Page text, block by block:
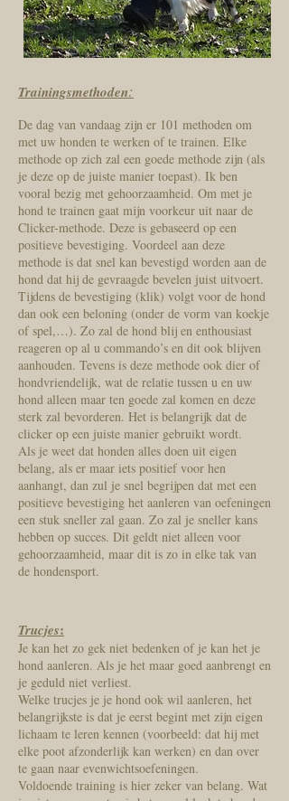
Trainingsmethoden:
De dag van vandaag zijn er 101 methoden om
met uw honden te werken of te trainen. Elke
methode op zich zal een goede methode zijn (als
je deze op de juiste manier toepast). Ik ben
vooral bezig met gehoorzaamheid. Om met je
hond te trainen gaat mijn voorkeur uit naar de
Clicker-methode. Deze is gebaseerd op een
positieve bevestiging. Voordeel aan deze
methode is dat snel kan bevestigd worden aan de
hond dat hij de gevraagde bevelen juist uitvoert.
Tijdens de bevestiging (klik) volgt voor de hond
dan ook een beloning (onder de vorm van koekje
of spel,…). Zo zal de hond blij en enthousiast
reageren op al u commando’s en dit ook blijven
aanhouden. Tevens is deze methode ook dier of
hondvriendelijk, wat de relatie tussen u en uw
hond alleen maar ten goede zal komen en deze
sterk zal bevorderen. Het is belangrijk dat de
clicker op een juiste manier gebruikt wordt.
Als je weet dat honden alles doen uit eigen
belang, als er maar iets positief voor hen
aanhangt, dan zul je snel begrijpen dat met een
positieve bevestiging het aanleren van oefeningen
een stuk sneller zal gaan. Zo zal je sneller kans
hebben op succes. Dit geldt niet alleen voor
gehoorzaamheid, maar dit is zo in elke tak van
de hondensport.
Trucjes:
Je kan het zo gek niet bedenken of je kan het je
hond aanleren. Als je het maar goed aanbrengt en
je geduld niet verliest.
Welke trucjes je je hond ook wil aanleren, het
belangrijkste is dat je eerst begint met zijn eigen
lichaam te leren kennen (voorbeeld: dat hij met
elke poot afzonderlijk kan werken) en dan over
te gaan naar evenwichtsoefeningen.
Voldoende training is hier zeker van belang. Wat